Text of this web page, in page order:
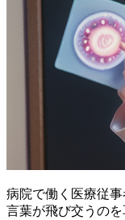
病院で働く医療従
言葉が飛び交うの